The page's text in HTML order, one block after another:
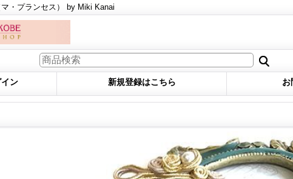
・プランセス） by Miki Kanai
イン 新規登録はこちら お